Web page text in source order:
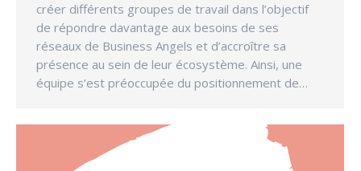
créer différents groupes de travail dans l’objectif
de répondre davantage aux besoins de ses
réseaux de Business Angels et d’accroître sa
présence au sein de leur écosystème. Ainsi, une
équipe s’est préoccupée du positionnement de…